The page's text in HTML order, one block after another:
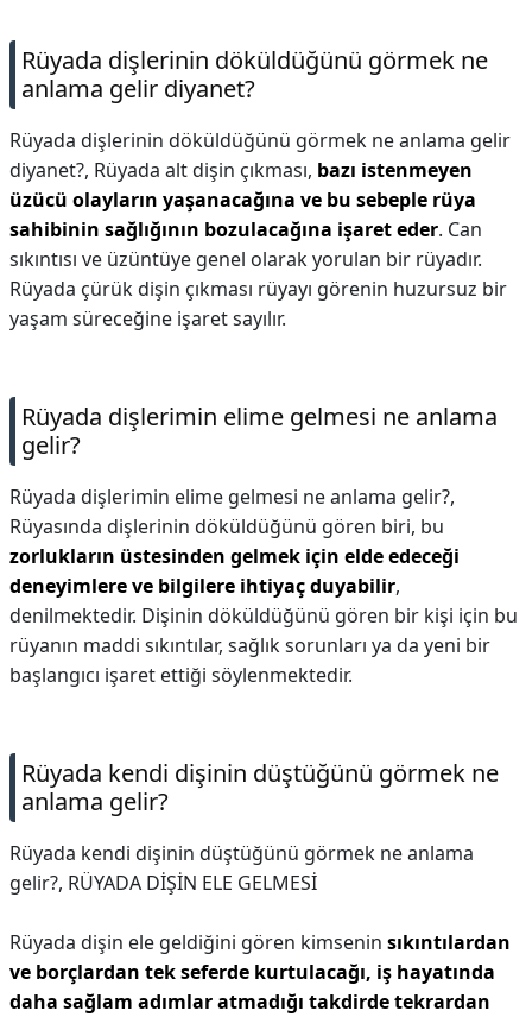
Rüyada dişlerinin döküldüğünü görmek ne
anlama gelir diyanet?
Rüyada dişlerinin döküldüğünü görmek ne anlama gelir
diyanet?, Rüyada alt dişin çıkması, bazı istenmeyen
üzücü olayların yaşanacağına ve bu sebeple rüya
sahibinin sağlığının bozulacağına işaret eder. Can
sıkıntısı ve üzüntüye genel olarak yorulan bir rüyadır.
Rüyada çürük dişin çıkması rüyayı görenin huzursuz bir
yaşam süreceğine işaret sayılır.
Rüyada dişlerimin elime gelmesi ne anlama
gelir?
Rüyada dişlerimin elime gelmesi ne anlama gelir?,
Rüyasında dişlerinin döküldüğünü gören biri, bu
zorlukların üstesinden gelmek için elde edeceği
deneyimlere ve bilgilere ihtiyaç duyabilir,
denilmektedir. Dişinin döküldüğünü gören bir kişi için bu
rüyanın maddi sıkıntılar, sağlık sorunları ya da yeni bir
başlangıcı işaret ettiği söylenmektedir.
Rüyada kendi dişinin düştüğünü görmek ne
anlama gelir?
Rüyada kendi dişinin düştüğünü görmek ne anlama
gelir?, RÜYADA DİŞİN ELE GELMESİ
Rüyada dişin ele geldiğini gören kimsenin sıkıntılardan
ve borçlardan tek seferde kurtulacağı, iş hayatında
daha sağlam adımlar atmadığı takdirde tekrardan